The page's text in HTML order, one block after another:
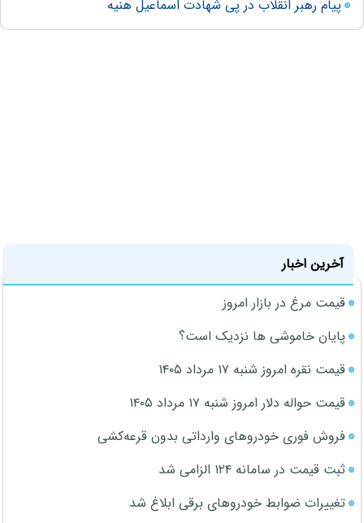
پیام رهبر انقلاب در پی شهادت اسماعیل هنیه
آخرین اخبار
قیمت مرغ در بازار امروز
پایان خاموشی ها نزدیک است؟
قیمت نقره امروز شنبه ۱۷ مرداد ۱۴۰۵
قیمت حواله دلار امروز شنبه ۱۷ مرداد ۱۴۰۵
فروش فوری خودروهای وارداتی بدون قرعه‌کشی
ثبت قیمت در سامانه ۱۲۴ الزامی شد
تغییرات ضوابط خودروهای برقی ابلاغ شد